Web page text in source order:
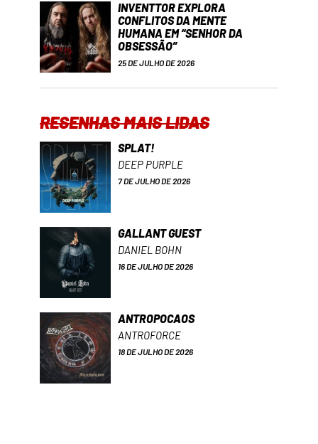
INVENTTOR EXPLORA
CONFLITOS DA MENTE
HUMANA EM “SENHOR DA
OBSESSÃO”
25 DE JULHO DE 2026
RESENHAS MAIS LIDAS
SPLAT!
DEEP PURPLE
7 DE JULHO DE 2026
GALLANT GUEST
DANIEL BOHN
16 DE JULHO DE 2026
ANTROPOCAOS
ANTROFORCE
18 DE JULHO DE 2026